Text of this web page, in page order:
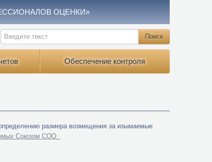
ОЦЕНКИ»
Обеспечение контроля
размера возмещения за изымаемые
Союзом СОО